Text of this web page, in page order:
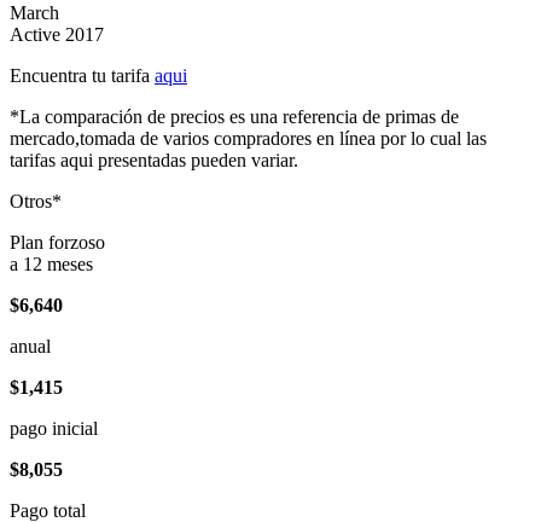
March
Active 2017
Encuentra tu tarifa aqui
*La comparación de precios es una referencia de primas de
mercado,tomada de varios compradores en línea por lo cual las
tarifas aqui presentadas pueden variar.
Otros*
Plan forzoso
a 12 meses
$6,640
anual
$1,415
pago inicial
$8,055
Pago total